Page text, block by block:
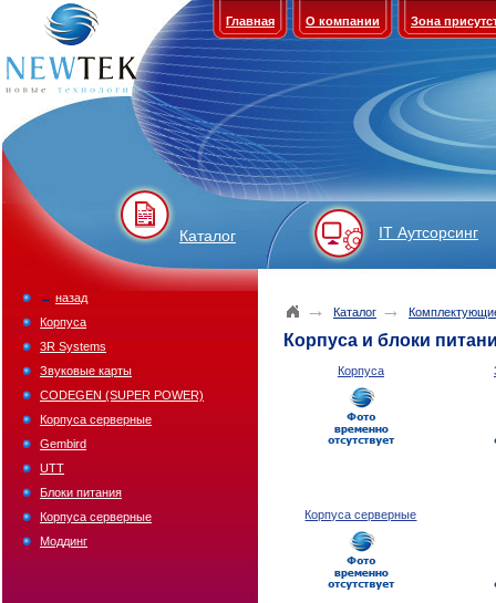
Главная О компании Зона
Каталог IT Аутсорсинг
→ Каталог →
Корпуса и блоки
Корпуса
Корпуса серверные
← назад
Корпуса
3R Systems
Звуковые карты
CODEGEN (SUPER POWER)
Корпуса серверные
Gembird
UTT
Блоки питания
Корпуса серверные
Моддинг